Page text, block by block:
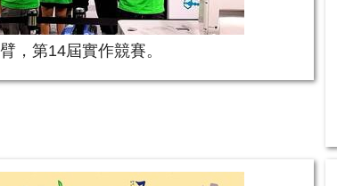
，第14屆實作競賽。